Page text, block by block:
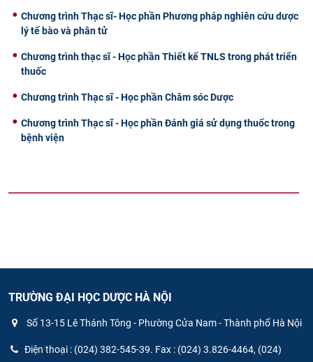
Chương trình Thạc sĩ- Học phần Phương pháp nghiên cứu dược
lý tế bào và phân tử
Chương trình thạc sĩ - Học phần Thiết kế TNLS trong phát triển
thuốc
Chương trình Thạc sĩ - Học phần Chăm sóc Dược
Chương trình Thạc sĩ - Học phần Đánh giá sử dụng thuốc trong
bệnh viện
TRƯỜNG ĐẠI HỌC DƯỢC HÀ NỘI
Số 13-15 Lê Thánh Tông - Phường Cửa Nam - Thành phố Hà Nội
Điện thoại : (024) 382-545-39. Fax : (024) 3.826-4464, (024)